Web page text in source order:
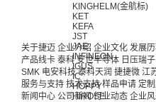
KINGHELM(金航标)
KET
KEFA
JST
JAE
INFINEON
IGUS
IC
HOPPY
HIROSE
关于捷迈 企业介绍 企业文化 发展
产品线卡 泰科 安世半导体 日压瑞子
SMK 电安科技 泰科天润 捷捷微 江
服务与支持 技术支持 样品申请 定
新闻中心 公司新闻 行业动态 企业